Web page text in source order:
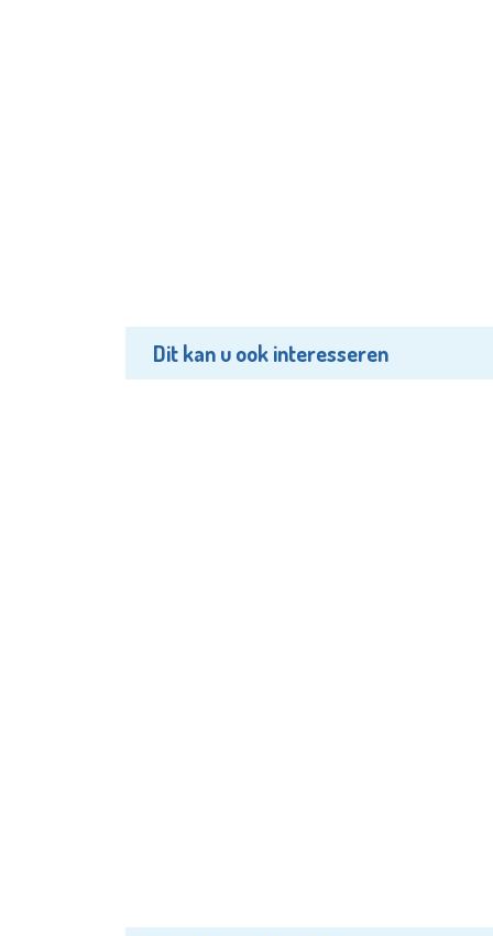
Dit kan u ook interesseren